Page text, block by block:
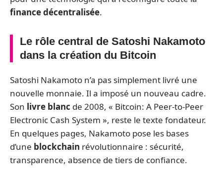
finance décentralisée.
Le rôle central de Satoshi Nakamoto
dans la création du Bitcoin
Satoshi Nakamoto n’a pas simplement livré une
nouvelle monnaie. Il a imposé un nouveau cadre.
Son livre blanc de 2008, « Bitcoin: A Peer-to-Peer
Electronic Cash System », reste le texte fondateur.
En quelques pages, Nakamoto pose les bases
d’une blockchain révolutionnaire : sécurité,
transparence, absence de tiers de confiance.